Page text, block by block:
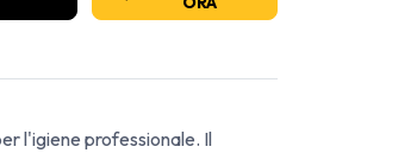
l'igiene professionale. Il